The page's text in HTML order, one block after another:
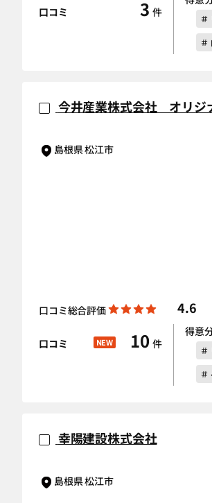
口コミ 3 件 ＃
＃
今井産業株式会社 オリジ
島根県 松江市
口コミ総合評価 4.6
口コミ NEW 10 件
得意
＃
＃
幸陽建設株式会社
島根県 松江市